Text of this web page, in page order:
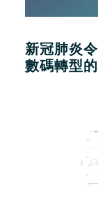
新冠肺炎
數碼轉型